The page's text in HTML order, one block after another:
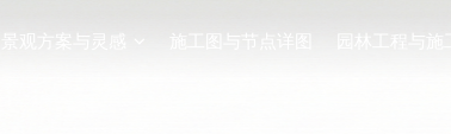
景观方案与灵感 施工图与节点详图 园林工程与施工